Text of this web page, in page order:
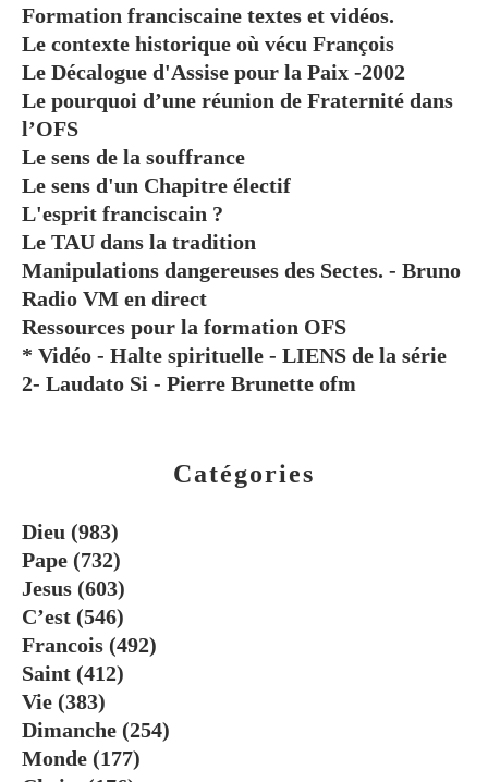
Catégories
Dieu (983)
Pape (732)
Jesus (603)
C’est (546)
Francois (492)
Saint (412)
Vie (383)
Dimanche (254)
Monde (177)
Formation franciscaine textes et vidéos.
Le contexte historique où vécu François
Le Décalogue d'Assise pour la Paix -2002
Le pourquoi d’une réunion de Fraternité dans
l’OFS
Le sens de la souffrance
Le sens d'un Chapitre électif
L'esprit franciscain ?
Le TAU dans la tradition
Manipulations dangereuses des Sectes. - Bruno
Radio VM en direct
Ressources pour la formation OFS
* Vidéo - Halte spirituelle - LIENS de la série
2- Laudato Si - Pierre Brunette ofm